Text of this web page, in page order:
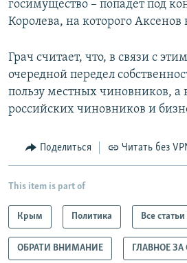
госимущество – попадет под
Королева, на которого
Грач считает, что, в связи с
очередной передел
пользу местных чиновников, а
российских чиновников и
Поделиться Читать без
This item is part of
Крым Политика Все статьи
ОБРАТИ ВНИМАНИЕ ГЛАВНОЕ ЗА